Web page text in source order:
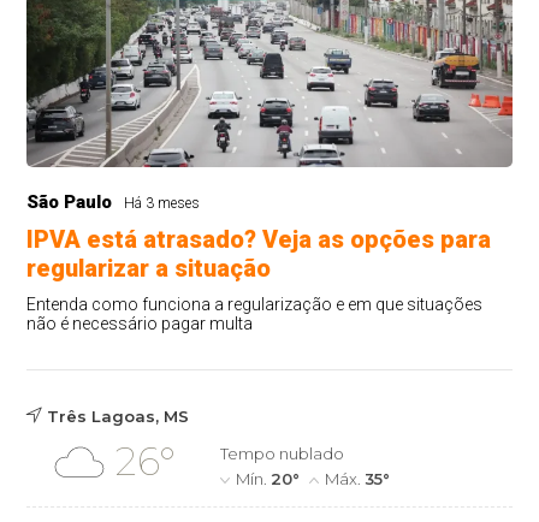
São Paulo Há 3 meses
IPVA está atrasado? Veja as opções para
regularizar a situação
Entenda como funciona a regularização e em que situações
não é necessário pagar multa
Três Lagoas, MS
26°
Tempo nublado
Mín. 20° Máx.35°